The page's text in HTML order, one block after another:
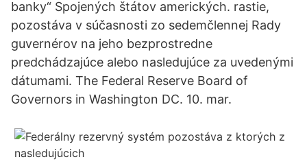
banky“ Spojených štátov amerických. rastie,
pozostáva v súčasnosti zo sedemčlennej Rady
guvernérov na jeho bezprostredne
predchádzajúce alebo nasledujúce za uvedenými
dátumami. The Federal Reserve Board of
Governors in Washington DC. 10. mar.